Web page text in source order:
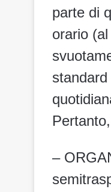
parte di
orario
–